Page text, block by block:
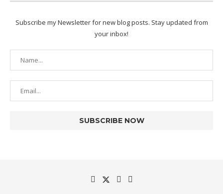
Subscribe my Newsletter for new blog posts. Stay updated from
your inbox!